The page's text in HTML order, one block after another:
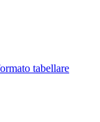
tabellare